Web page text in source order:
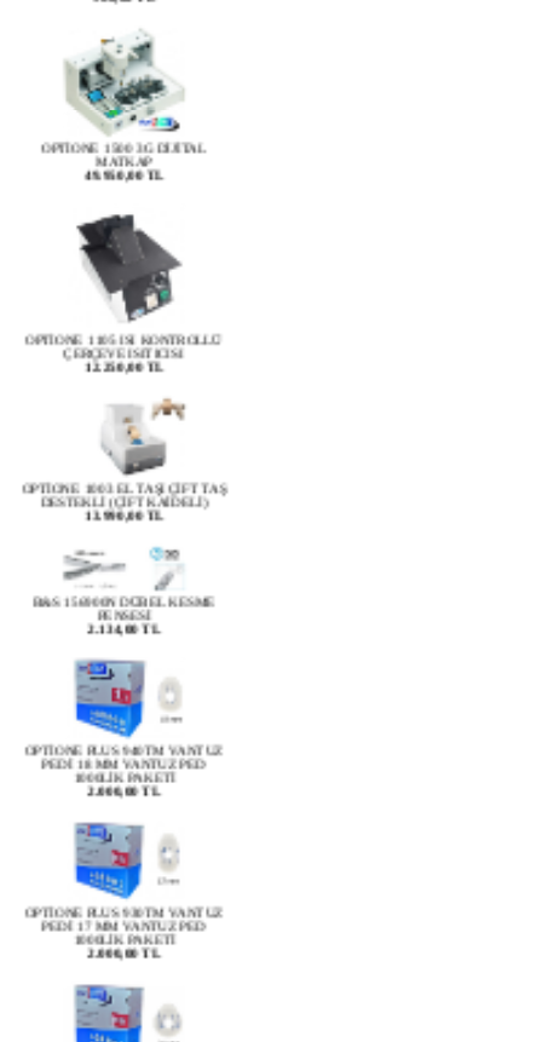
OPTİONE 1500 3G DİJİTAL
MATKAP
49.950,00 TL
OPTİONE 1105 ISI KONTROLLÜ
ÇERÇEVE ISITICISI
12.250,00 TL
OPTİONE 1003 EL TAŞI ÇİFT TAŞ
DESTEKLİ (ÇİFT KAİDELİ)
13.990,00 TL
B&S 156900N DÜBEL KESME
PENSESİ
2.134,00 TL
OPTİONE PLUS 940TM VANTUZ
PEDİ 18 MM VANTUZ PED
1000LİK PAKETİ
2.000,00 TL
OPTİONE PLUS 930TM VANTUZ
PEDİ 17 MM VANTUZ PED
1000LİK PAKETİ
2.000,00 TL